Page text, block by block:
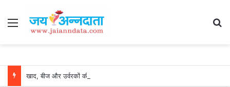
Menu